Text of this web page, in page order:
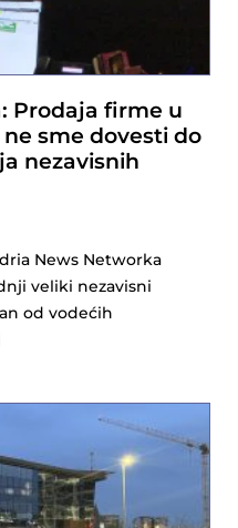
Prodaja firme u
sme dovesti do
nezavisnih
News Networka
veliki nezavisni
od vodećih